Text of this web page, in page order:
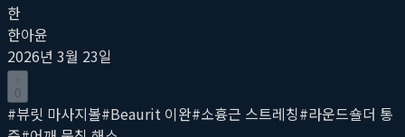
한
한아윤
2026년 3월 23일
0
#뷰릿 마사지볼#Beaurit 이완#소흉근 스트레칭#라운드숄더 통